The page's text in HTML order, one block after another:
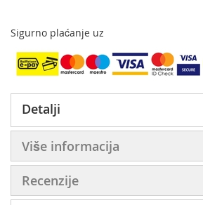
Sigurno plaćanje uz
Detalji
Više informacija
Recenzije